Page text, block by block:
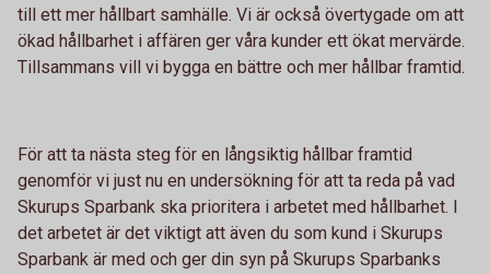
till ett mer hållbart samhälle. Vi är också övertygade om att
ökad hållbarhet i affären ger våra kunder ett ökat mervärde.
Tillsammans vill vi bygga en bättre och mer hållbar framtid.
För att ta nästa steg för en långsiktig hållbar framtid
genomför vi just nu en undersökning för att ta reda på vad
Skurups Sparbank ska prioritera i arbetet med hållbarhet. I
det arbetet är det viktigt att även du som kund i Skurups
Sparbank är med och ger din syn på Skurups Sparbanks